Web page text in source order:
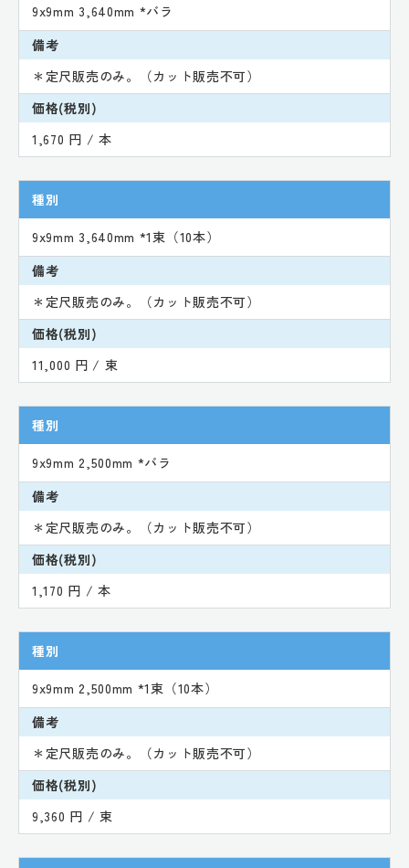
9x9mm 3,640mm *バラ
備考
＊定尺販売のみ。（カット販売不可）
価格(税別)
1,670 円 / 本
種別
9x9mm 3,640mm *1束（10本）
備考
＊定尺販売のみ。（カット販売不可）
価格(税別)
11,000 円 / 束
種別
9x9mm 2,500mm *バラ
備考
＊定尺販売のみ。（カット販売不可）
価格(税別)
1,170 円 / 本
種別
9x9mm 2,500mm *1束（10本）
備考
＊定尺販売のみ。（カット販売不可）
価格(税別)
9,360 円 / 束